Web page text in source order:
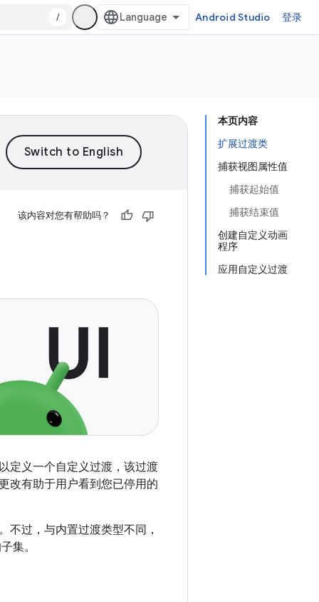
/ Android Studio 登录
本页内容
扩展过渡类
捕获视图属性值
捕获起始值
捕获结束值
创建自定义动画
程序
应用自定义过渡
该内容对您有帮助吗？
定义一个自定义过渡，该过渡
改有助于用户看到您已停用的
不过，与内置过渡类型不同，
集。